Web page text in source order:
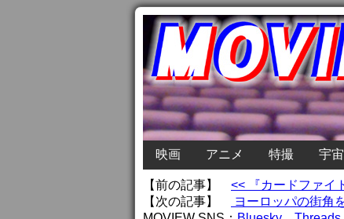
映画 アニメ 特撮 宇
【前の記事】 << 『カードファイ
【次の記事】
ヨーロッパの街角